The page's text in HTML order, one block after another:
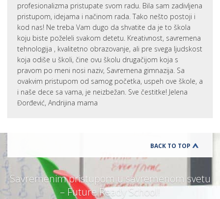
profesionalizma pristupate svom radu. Bila sam zadivljena
pristupom, idejama i načinom rada. Tako nešto postoji i
kod nas! Ne treba Vam dugo da shvatite da je to škola
koju biste poželeli svakom detetu. Kreativnost, savremena
tehnologija , kvalitetno obrazovanje, ali pre svega ljudskost
koja odiše u školi, čine ovu školu drugačijom koja s
pravom po meni nosi naziv, Savremena gimnazija. Sa
ovakvim pristupom od samog početka, uspeh ove škole, a
i naše dece sa vama, je neizbežan. Sve čestitke! Jelena
Đorđević, Andrijina mama
BACK TO TOP
Savremenim pristupom u savremenom svetu
– Future Ready School!